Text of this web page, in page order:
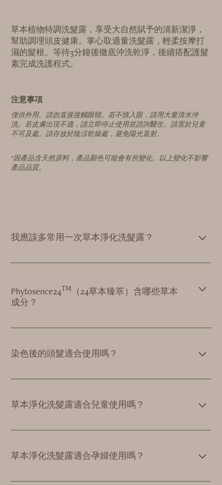
草本植物特調洗髮露，享受大自然賦予的清新潔淨，
幫助調理頭皮健康。掌心取適量洗髮露，輕柔按摩打
濕的髮根。等待3分鐘後徹底沖洗乾淨，後續搭配護髮
素完成洗護程式。
注意事項
僅供外用。請勿直接接觸眼睛。若不慎入眼，請用大量清水沖
洗。若皮膚出現不適，請立即停止使用並諮詢醫生。請置於兒童
不可及處。請存放於陰涼乾燥處，避免陽光直射。
*因產品含天然原料，產品顏色可能會有所變化。以上變化不影響
產品品質。
我應該多常用一次草本淨化洗髮露？
Phytosence24TM
（24草本臻萃）含哪些草本
成分？
染色後的頭髮適合使用嗎？
草本淨化洗髮露適合兒童使用嗎？
草本淨化洗髮露適合孕婦使用嗎？